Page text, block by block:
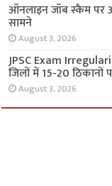
ऑनलाइन जॉब स्कैम पर
सामने
August 3, 2026
JPSC Exam
जिलों में 15-20 ठिकानों
August 3, 2026